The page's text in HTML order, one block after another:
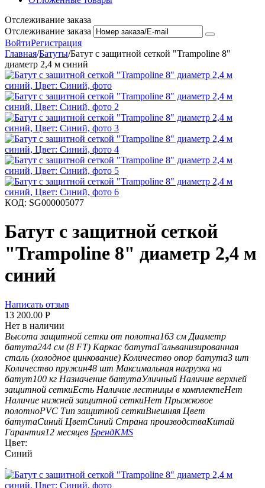
Отслеживание заказа
Отслеживание заказа
ВойтиРегистрация
Главная/Батуты/Батут с защитной сеткой "Trampoline 8"
диаметр 2,4 м синий
КОД: SG000005077
Батут с защитной сеткой
"Trampoline 8" диаметр 2,4 м
синий
Написать отзыв
13 200.00 Р
Нет в наличии
Высота защитной сетки от полотна163 см Диаметр
батута244 см (8 FT) Каркас батутаГальванизированная
сталь (холодное цинкование) Количество опор батута3 шт
Количество пружин48 шт Максимальная нагрузка на
батут100 кг Назначение батутаУличный Наличие верхней
защитной сеткиЕсть Наличие лестницы в комплектеНет
Наличие нижней защитной сеткиНет Прыжковое
полотноPVC Тип защитной сеткиВнешняя Цвет
батутаСиний ЦветСиний Страна производстваКитай
Гарантия12 месяцев БрендKMS
Цвет:
Синий